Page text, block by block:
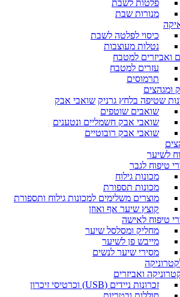
פלטות לשבת
מנורות שבת
כיסוי לפלטה לשבת
נטלות מעוצבות
ואביזרים למטבח
עזרים למטבח
תרמוסים
ומגהצים
שטיפה בלחץ גרניק שואבי אבק
שואבים שוטפים
שואבי אבק חשמליים ונטענים
שואבי אבק רובוטיים
לשיער
טיפוח לגבר
מכונות גילוח
מכונות תספורת
מוצרים משלימים למכונות גילוח ותספורת
קוצץ שיער אף ואוזן
טיפוח לאישה
מחליק ומסלסל שיער
מייבש פן לשיער
מסירי שיער לנשים
ואביזרים
זכרונות ניידים (USB) וכרטיסי זיכרון